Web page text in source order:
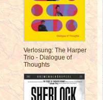
Verlosung: The Harper
Trio - Dialogue of
Thoughts